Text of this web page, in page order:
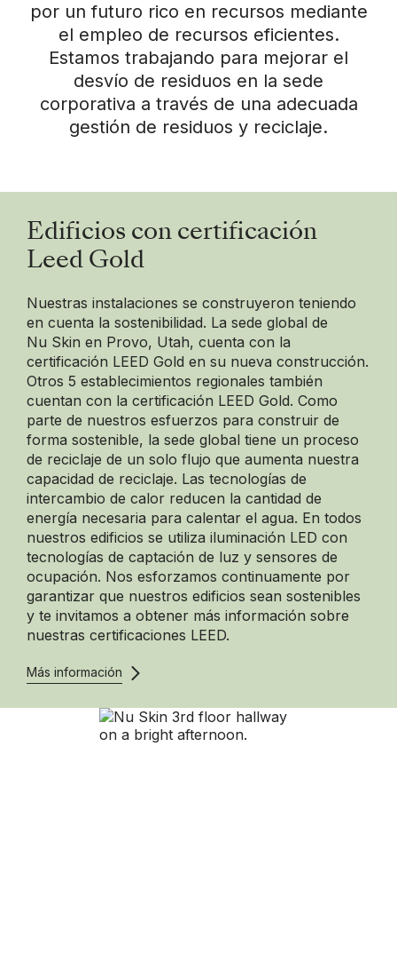
por un futuro rico en recursos mediante
el empleo de recursos eficientes.
Estamos trabajando para mejorar el
desvío de residuos en la sede
corporativa a través de una adecuada
gestión de residuos y reciclaje.
Edificios con certificación
Leed Gold
Nuestras instalaciones se construyeron teniendo
en cuenta la sostenibilidad. La sede global de
Nu Skin en Provo, Utah, cuenta con la
certificación LEED Gold en su nueva construcción.
Otros 5 establecimientos regionales también
cuentan con la certificación LEED Gold. Como
parte de nuestros esfuerzos para construir de
forma sostenible, la sede global tiene un proceso
de reciclaje de un solo flujo que aumenta nuestra
capacidad de reciclaje. Las tecnologías de
intercambio de calor reducen la cantidad de
energía necesaria para calentar el agua. En todos
nuestros edificios se utiliza iluminación LED con
tecnologías de captación de luz y sensores de
ocupación. Nos esforzamos continuamente por
garantizar que nuestros edificios sean sostenibles
y te invitamos a obtener más información sobre
nuestras certificaciones LEED.
Más información